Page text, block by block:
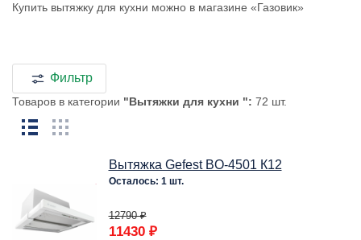
Купить вытяжку для кухни можно в магазине «Газовик»
Фильтр
Товаров в категории "Вытяжки для кухни ": 72 шт.
Вытяжка Gefest BO-4501 К12
Осталось: 1 шт.
12790 ₽
11430 ₽